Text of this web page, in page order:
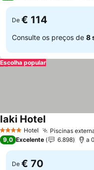
De € 114
Consulte os preços de 8
Escolha popular
4 EstrelasHotel Piscinas
Iaki HotelVer preços
9,0 Excelente 6.898 a
De € 70